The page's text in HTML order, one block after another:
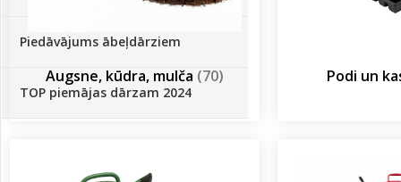
Piedāvājums ābeļdārziem
TOP piemājas dārzam 2024
Augsne, kūdra, mulča (70) Podi un